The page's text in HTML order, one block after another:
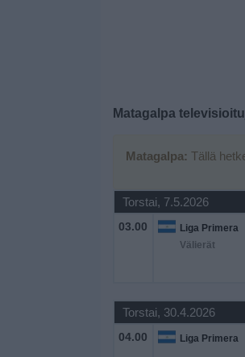
Matagalpa
Matagalpa: Tällä
Torstai, 7.5.2026
03.00
Liga Primera
Välierät
Torstai, 30.4.2026
04.00 Liga Primera